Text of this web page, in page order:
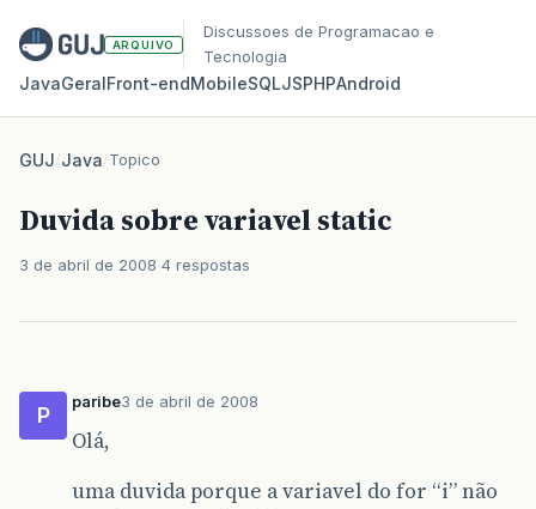
ARQUIVO
Discussoes de Programacao e
Tecnologia
JavaGeralFront‑endMobileSQLJSPHPAndroid
GUJ/Java/Topico
Duvida sobre variavel static
3 de abril de 2008 4 respostas
P
paribe3 de abril de 2008
Olá,
uma duvida porque a variavel do for “i” não